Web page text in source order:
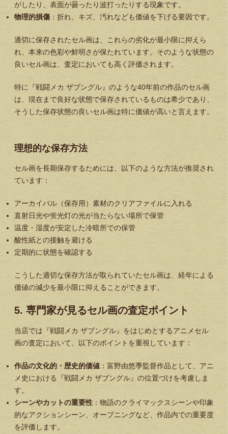
がしたり、表面が曇ったり波打ったりする現象です。
物理的損傷 ：折れ、キズ、汚れなども価値を下げる要因です。
適切に保存されたセル画は、これらの劣化が最小限に抑えら
れ、本来の色彩や鮮明さが保たれています。そのような状態の
良いセル画は、査定においても高く評価されます。
特に『戦闘メカ ザブングル』のような40年前の作品のセル画
は、現在まで良好な状態で保存されているものは希少であり、
そうした保存状態の良いセル画は特に価値が高いと言えます。
理想的な保存方法
セル画を長期保存するためには、以下のような方法が推奨され
ています：
アーカイバル（保存用）素材のクリアファイルに入れる
直射日光や蛍光灯の光が当たらない場所で保管
温度・湿度が安定した冷暗所での保管
酸性紙との接触を避ける
定期的に状態を確認する
こうした適切な保存方法が取られていたセル画は、経年による
価値の減少を最小限に抑えることができます。
5. 専門家が見るセル画の査定ポイント
当店では『戦闘メカ ザブングル』をはじめとするアニメセル
画の査定において、以下のポイントを重視しています：
作品の文化的・歴史的価値 ：富野由悠季監督作品として、アニ
メ史における『戦闘メカ ザブングル』の位置づけを考慮しま
す。
シーンやカットの重要性 ：物語のクライマックスシーンや印象
的なアクションシーン、オープニングなど、作品内での重要度
を評価します。